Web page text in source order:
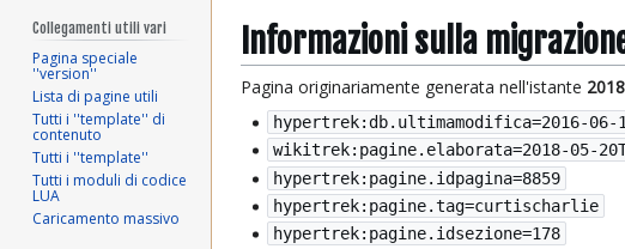
Informazioni sulla
Pagina originariamente generata nell'istante
hypertrek:db.ultimamodifica=2016-06-
wikitrek:pagine.elaborata=2018-05-
hypertrek:pagine.idpagina=8859
hypertrek:pagine.tag=curtischarlie
hypertrek:pagine.idsezione=178
Collegamenti utili vari
Pagina speciale
''version''
Lista di pagine utili
Tutti i ''template'' di
contenuto
Tutti i ''template''
Tutti i moduli di codice
LUA
Caricamento massivo